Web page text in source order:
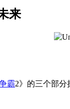
来
霸2》的三个部